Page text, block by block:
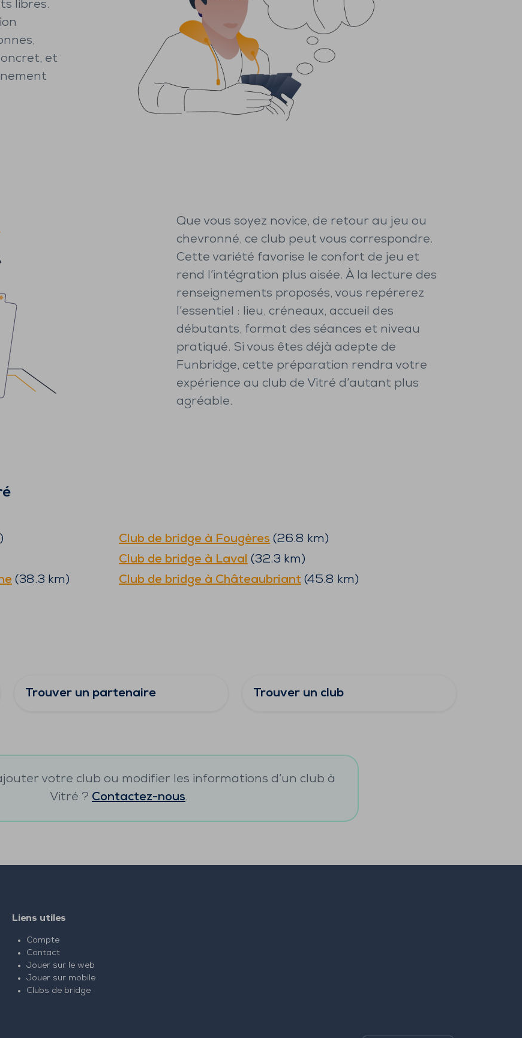
libres.
et
Que vous soyez novice, de retour au jeu ou
chevronné, ce club peut vous correspondre.
Cette variété favorise le confort de jeu et
rend l’intégration plus aisée. À la lecture des
renseignements proposés, vous repérerez
l’essentiel : lieu, créneaux, accueil des
débutants, format des séances et niveau
pratiqué. Si vous êtes déjà adepte de
Funbridge, cette préparation rendra votre
expérience au club de Vitré d’autant plus
agréable.
Club de bridge à Fougères (26.8 km)
Club de bridge à Laval (32.3 km)
(38.3 km) Club de bridge à Châteaubriant (45.8 km)
Trouver un partenaire Trouver un club
votre club ou modifier les informations d’un club à
Vitré ? Contactez-nous.
Liens utiles
Compte
Contact
Jouer sur le web
Jouer sur mobile
Clubs de bridge